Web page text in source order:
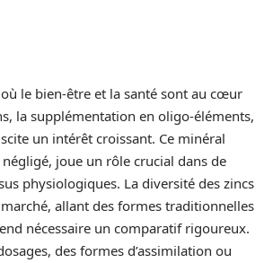
le bien-être et la santé sont au cœur
la supplémentation en oligo-éléments,
un intérêt croissant. Ce minéral
joue un rôle crucial dans de
physiologiques. La diversité des zincs
allant des formes traditionnelles
nécessaire un comparatif rigoureux.
des formes d’assimilation ou